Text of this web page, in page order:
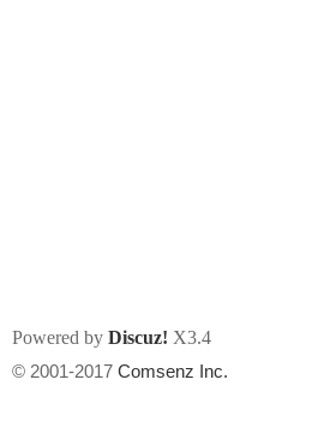
Powered by Discuz! X3.4
© 2001-2017 Comsenz Inc.